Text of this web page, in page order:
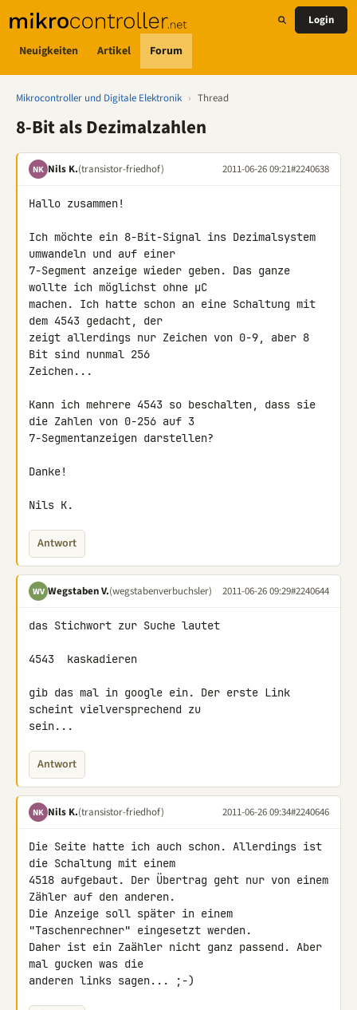
Neuigkeiten Artikel Forum
Login
Mikrocontroller und Digitale Elektronik › Thread
8-Bit als Dezimalzahlen
NK Nils K.(transistor-friedhof) 2011-06-26 09:21#2240638
Hallo zusammen!
Ich möchte ein 8-Bit-Signal ins Dezimalsystem
umwandeln und auf einer
7-Segment anzeige wieder geben. Das ganze
wollte ich möglichst ohne µC
machen. Ich hatte schon an eine Schaltung mit
dem 4543 gedacht, der
zeigt allerdings nur Zeichen von 0-9, aber 8
Bit sind nunmal 256
Zeichen...
Kann ich mehrere 4543 so beschalten, dass sie
die Zahlen von 0-256 auf 3
7-Segmentanzeigen darstellen?
Danke!
Nils K.
Antwort
WV Wegstaben V.(wegstabenverbuchsler) 2011-06-26 09:29#2240644
das Stichwort zur Suche lautet
4543  kaskadieren
gib das mal in google ein. Der erste Link
scheint vielversprechend zu
sein...
Antwort
NK Nils K.(transistor-friedhof) 2011-06-26 09:34#2240646
Die Seite hatte ich auch schon. Allerdings ist
die Schaltung mit einem
4518 aufgebaut. Der Übertrag geht nur von einem
Zähler auf den anderen.
Die Anzeige soll später in einem
"Taschenrechner" eingesetzt werden.
Daher ist ein Zaähler nicht ganz passend. Aber
mal gucken was die
anderen links sagen... ;-)